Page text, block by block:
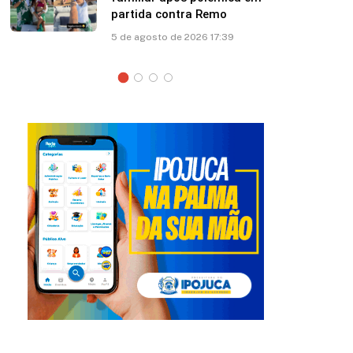
Marquezine: “Você mudou
minha vida”